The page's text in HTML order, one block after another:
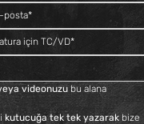
Galvaniz
KDV dahil
videonuzu bu alana
kutucuğa tek tek yazarak bize